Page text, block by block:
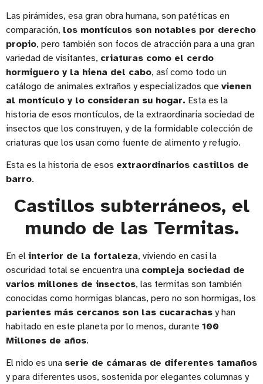
Las pirámides, esa gran obra humana, son patéticas en
comparación, los montículos son notables por derecho
propio, pero también son focos de atracción para a una gran
variedad de visitantes, criaturas como el cerdo
hormiguero y la hiena del cabo, así como todo un
catálogo de animales extraños y especializados que vienen
al montículo y lo consideran su hogar. Esta es la
historia de esos montículos, de la extraordinaria sociedad de
insectos que los construyen, y de la formidable colección de
criaturas que los usan como fuente de alimento y refugio.
Esta es la historia de esos extraordinarios castillos de
barro.
Castillos subterráneos, el
mundo de las Termitas.
En el interior de la fortaleza, viviendo en casi la
oscuridad total se encuentra una compleja sociedad de
varios millones de insectos, las termitas son también
conocidas como hormigas blancas, pero no son hormigas, los
parientes más cercanos son las cucarachas y han
habitado en este planeta por lo menos, durante 100
Millones de años.
El nido es una serie de cámaras de diferentes tamaños
y para diferentes usos, sostenida por elegantes columnas y